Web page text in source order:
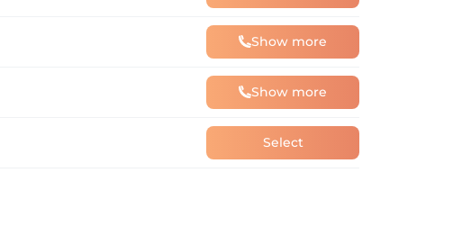
Show more
Show more
Select